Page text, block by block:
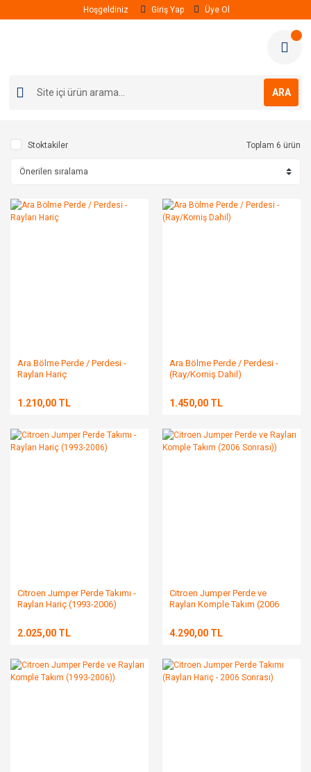
Hoşgeldiniz Giriş Yap Üye Ol
ARA
Stoktakiler Toplam 6 ürün
Ara Bölme Perde / Perdesi -
Rayları Hariç
1.210,00 TL
Ara Bölme Perde / Perdesi -
(Ray/Korniş Dahil)
1.450,00 TL
Citroen Jumper Perde Takımı -
Rayları Hariç (1993-2006)
2.025,00 TL
Citroen Jumper Perde ve
Rayları Komple Takım (2006
4.290,00 TL